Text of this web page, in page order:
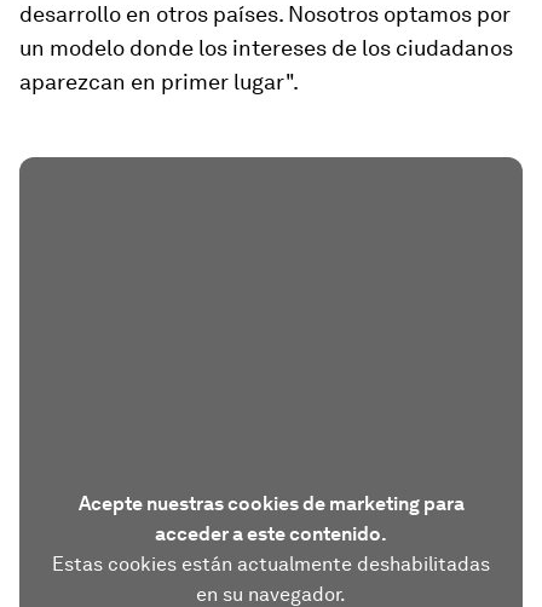
desarrollo en otros países. Nosotros optamos por
un modelo donde los intereses de los ciudadanos
aparezcan en primer lugar".
Acepte nuestras cookies de marketing para
acceder a este contenido.
Estas cookies están actualmente deshabilitadas
en su navegador.